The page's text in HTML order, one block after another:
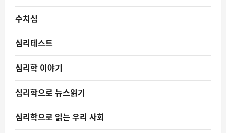
수치심
심리테스트
심리학 이야기
심리학으로 뉴스읽기
심리학으로 읽는 우리 사회